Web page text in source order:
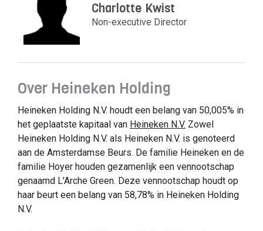
Charlotte Kwist
Non-executive Director
Over Heineken Holding
Heineken Holding N.V. houdt een belang van 50,005% in
het geplaatste kapitaal van Heineken N.V. Zowel
Heineken Holding N.V. als Heineken N.V. is genoteerd
aan de Amsterdamse Beurs. De familie Heineken en de
familie Hoyer houden gezamenlijk een vennootschap
genaamd L'Arche Green. Deze vennootschap houdt op
haar beurt een belang van 58,78% in Heineken Holding
N.V.